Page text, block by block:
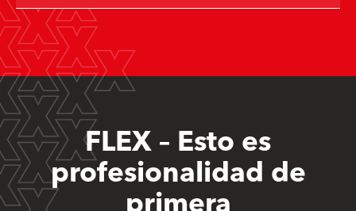
FLEX – Esto es
profesionalidad de